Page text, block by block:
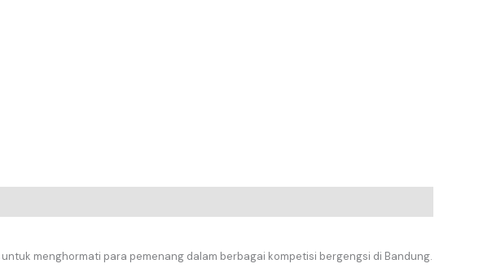
menghormati para pemenang dalam berbagai kompetisi bergengsi di Bandung.